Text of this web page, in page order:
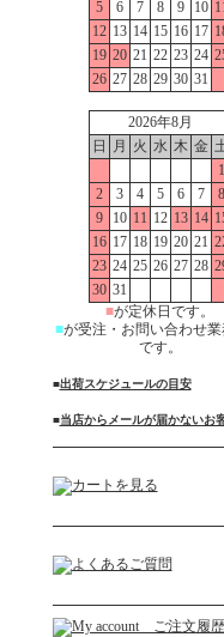
5
6 7 8 9 10
12 13 14 15 16 17
19 20 21 22 23 24
26 27 28 29 30 31
2026年8月
日
月 火 水 木 金
1
2
3 4 5 6 7
8
9
10 11 12 13 14
16 17 18 19 20 21
23 24 25 26 27 28
30 31
■が定休日です。
■が受注・お問い合わせ
です。
■出荷スケジュールの目安
■当店からメールが届かないお